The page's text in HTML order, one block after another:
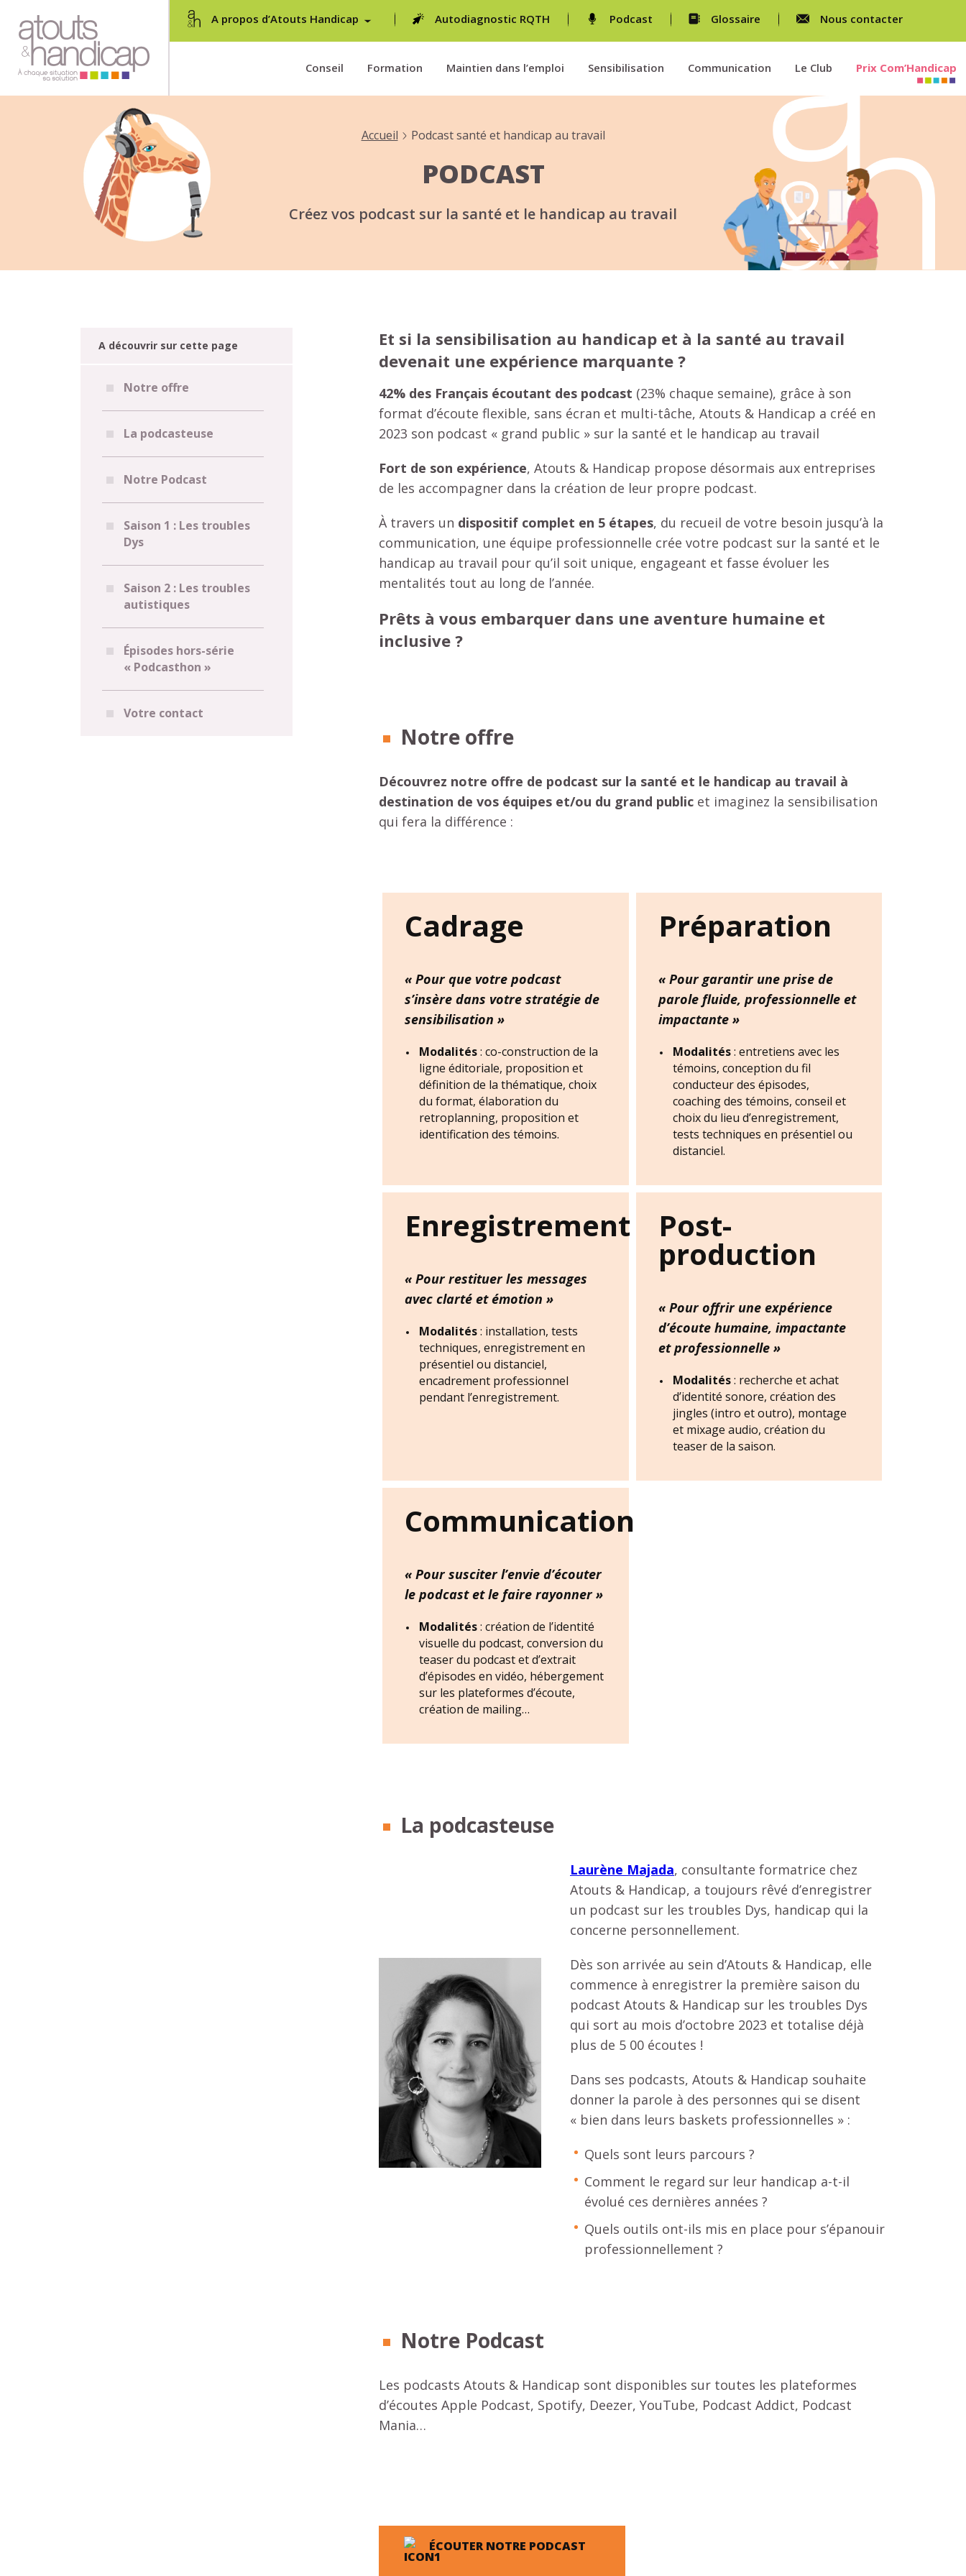
A propos d’Atouts Handicap Autodiagnostic RQTH Podcast Glossaire Nous contacter
Conseil Formation Maintien dans l’emploi Sensibilisation Communication Le Club Prix Com’Handicap
Accueil Podcast santé et handicap au travail
PODCAST
Créez vos podcast sur la santé et le handicap au travail
A découvrir sur cette page
Notre offre
La podcasteuse
Notre Podcast
Saison 1 : Les troubles
Dys
Saison 2 : Les troubles
autistiques
Épisodes hors-série
« Podcasthon »
Votre contact
Et si la sensibilisation au handicap et à la santé au travail
devenait une expérience marquante ?
42% des Français écoutant des podcast (23% chaque semaine), grâce à son
format d’écoute flexible, sans écran et multi-tâche, Atouts & Handicap a créé en
2023 son podcast « grand public » sur la santé et le handicap au travail
Fort de son expérience, Atouts & Handicap propose désormais aux entreprises
de les accompagner dans la création de leur propre podcast.
À travers un dispositif complet en 5 étapes, du recueil de votre besoin jusqu’à la
communication, une équipe professionnelle crée votre podcast sur la santé et le
handicap au travail pour qu’il soit unique, engageant et fasse évoluer les
mentalités tout au long de l’année.
Prêts à vous embarquer dans une aventure humaine et
inclusive ?
Notre offre
Découvrez notre offre de podcast sur la santé et le handicap au travail à
destination de vos équipes et/ou du grand public et imaginez la sensibilisation
qui fera la différence :
Cadrage
« Pour que votre podcast
s’insère dans votre stratégie de
sensibilisation »
Modalités: co-construction de la
ligne éditoriale, proposition et
définition de la thématique, choix
du format, élaboration du
retroplanning, proposition et
identification des témoins.
Préparation
« Pour garantir une prise de
parole fluide, professionnelle et
impactante »
Modalités: entretiens avec les
témoins, conception du fil
conducteur des épisodes,
coaching des témoins, conseil et
choix du lieu d’enregistrement,
tests techniques en présentiel ou
distanciel.
Enregistrement
« Pour restituer les messages
avec clarté et émotion »
Modalités: installation, tests
techniques, enregistrement en
présentiel ou distanciel,
encadrement professionnel
pendant l’enregistrement.
Post-
production
« Pour offrir une expérience
d’écoute humaine, impactante
et professionnelle »
Modalités: recherche et achat
d’identité sonore, création des
jingles (intro et outro), montage
et mixage audio, création du
teaser de la saison.
Communication
« Pour susciter l’envie d’écouter
le podcast et le faire rayonner »
Modalités: création de l’identité
visuelle du podcast, conversion du
teaser du podcast et d’extrait
d’épisodes en vidéo, hébergement
sur les plateformes d’écoute,
création de mailing…
La podcasteuse
Laurène Majada, consultante formatrice chez
Atouts & Handicap, a toujours rêvé d’enregistrer
un podcast sur les troubles Dys, handicap qui la
concerne personnellement.
Dès son arrivée au sein d’Atouts & Handicap, elle
commence à enregistrer la première saison du
podcast Atouts & Handicap sur les troubles Dys
qui sort au mois d’octobre 2023 et totalise déjà
plus de 5 00 écoutes !
Dans ses podcasts, Atouts & Handicap souhaite
donner la parole à des personnes qui se disent
« bien dans leurs baskets professionnelles » :
Quels sont leurs parcours ?
Comment le regard sur leur handicap a-t-il
évolué ces dernières années ?
Quels outils ont-ils mis en place pour s’épanouir
professionnellement ?
Notre Podcast
Les podcasts Atouts & Handicap sont disponibles sur toutes les plateformes
d’écoutes Apple Podcast, Spotify, Deezer, YouTube, Podcast Addict, Podcast
Mania…
ÉCOUTER NOTRE PODCAST